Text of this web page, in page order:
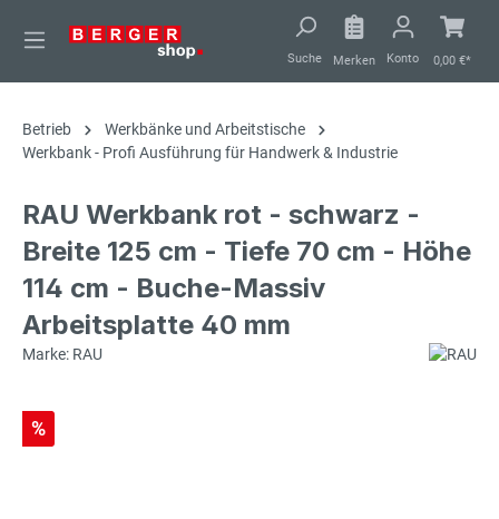
springen
Suche Merken Konto 0,00 €*
Betrieb
Werkbänke und Arbeitstische
Werkbank - Profi Ausführung für Handwerk & Industrie
RAU Werkbank rot - schwarz -
Breite 125 cm - Tiefe 70 cm - Höhe
114 cm - Buche-Massiv
Arbeitsplatte 40 mm
Marke: RAU
%